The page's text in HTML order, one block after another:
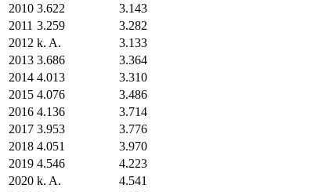
2010 3.622
3.143
2011 3.259
3.282
2012 k. A.
3.133
2013 3.686
3.364
2014 4.013
3.310
2015 4.076
3.486
2016 4.136
3.714
2017 3.953
3.776
2018 4.051
3.970
2019 4.546
4.223
2020 k. A.
4.541